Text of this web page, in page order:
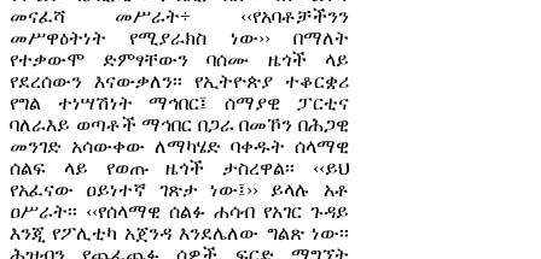
መናፈሻ መሥራት÷ ‹‹የአባቶቻችንን
መሥዋዕትነት የሚያራክስ ነው›› በማለት
የተቃውሞ ድምፃቸውን ባሰሙ ዜጎች ላይ
የደረሰውን እናውቃለን፡፡ የኢትዮጵያ ተቆርቋሪ
የግል ተነሣሽነት ማኅበር፤ ሰማያዊ ፓርቲና
ባለራእይ ወጣቶች ማኅበር በጋራ በመኾን በሕጋዊ
መንገድ አሳውቀው ለማካሄድ ባቀዱት ሰላማዊ
ሰልፍ ላይ የወጡ ዜጎች ታስረዋል፡፡ ‹‹ይህ
የአፈናው ዐይነተኛ ገጽታ ነው፤›› ይላሉ አቶ
ዐሥራት፡፡ ‹‹የሰላማዊ ሰልፉ ሐሳብ የአገር ጉዳይ
እንጂ የፖሊቲካ አጀንዳ እንደሌለው ግልጽ ነው፡፡
ሕዝብን የጨፈጨፉ ሰዎች ፍርድ ማግኘት